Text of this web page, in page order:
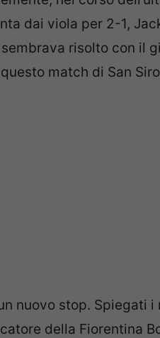
dai viola per 2-1,
risolto con il
match di San
nuovo stop. Spiegati
della Fiorentina